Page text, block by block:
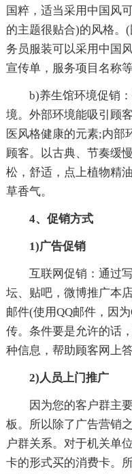
国粹，适当采用中国风
的主题很贴合)的风格。
务员服装可以采用中国
宣传单，服务项目名称
b)养生馆环境促销
境。外部环境能吸引顾
医风格健康的元素;内部
顾客。以古典、节奏缓
松，舒适，点上植物精
草香气。
4、促销方式
1)广告促销
互联网促销：通过
坛、贴吧，微博推广本
邮件(使用QQ邮件，因
传。条件要是允许的话
种信息，帮助顾客网上答
2)人员上门推广
因为您的客户群主
板。所以除了广告营销
户群关系。对于机关单
卡的形式买的消费卡。